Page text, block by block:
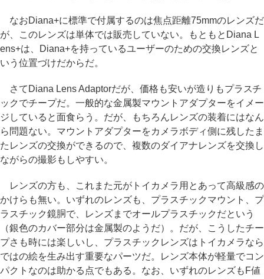
なおDiana+に標準で付属するのは焦点距離75mmのレンズだ
が、このレンズは単体では販売していない。もともとDiana L
ens+は、Diana+を持っているユーザーのための交換レンズと
いう位置づけだからだ。
さてDiana Lens Adaptorだが、価格も安いが造りもプラスチ
ックでチープだ。一般的な金属製マウントアダプターをイメー
ジしていると面食らう。だが、もちろんレンズの装着にはなん
ら問題ない。マウントアダプターをカメラボディ側に残したま
たレンズの交換ができるので、複数のダイアナレンズを交換し
ながらの撮影もしやすい。
レンズの方も、これまた元がトイカメラ用とあって高級感の
かけらも無い。いずれのレンズも、プラスチックマウント、プ
ラスチック鏡胴で、レンズまでオールプラスチックだという
（銀色のカバー部分は金属製のようだ）。だが、こうしたチー
プさも時には楽しいし、プラスチックレンズはトイカメラなら
ではの絵を生み出す重要なパーツだ。レンズ本体が軽量でコン
パクトなのは助かる点でもある。なお、いずれのレンズもF値